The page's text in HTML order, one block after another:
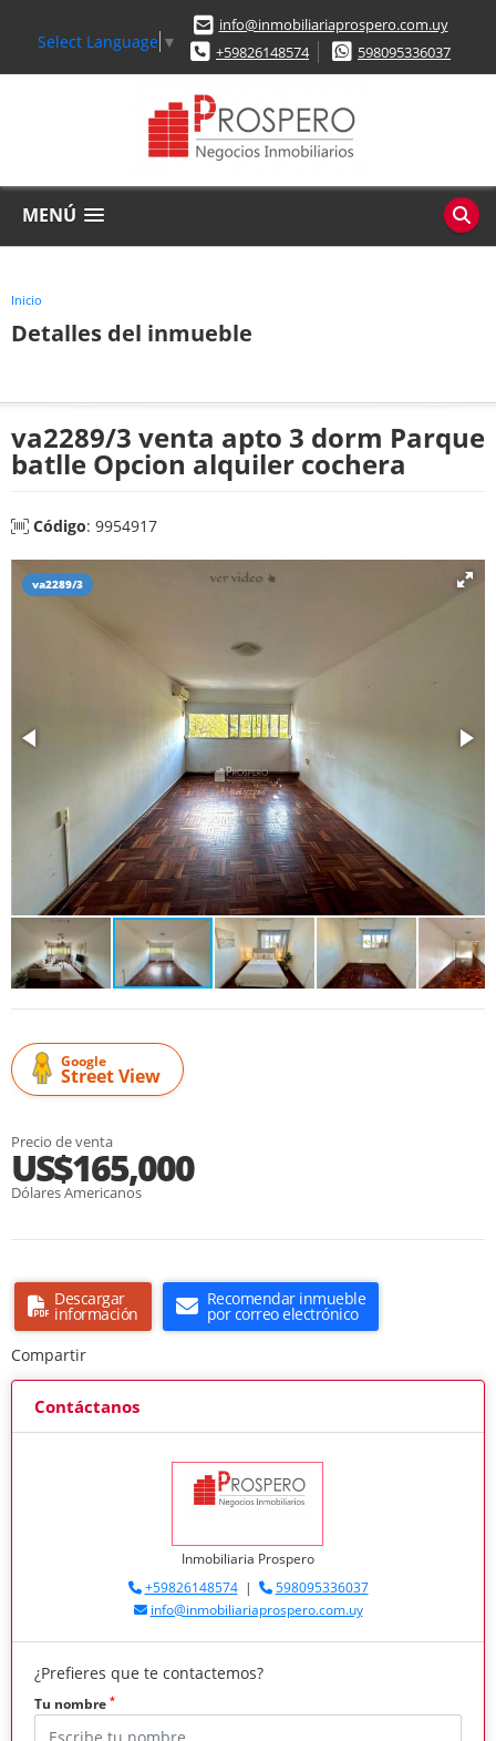
Select Language ▼
info@inmobiliariaprospero.com.uy
+59826148574
598095336037
MENÚ
Inicio
Detalles del inmueble
va2289/3 venta apto 3 dorm Parque
batlle Opcion alquiler cochera
Código: 9954917
va2289/3
Google
Street View
Precio de venta
US$165,000
Dólares Americanos
Descargar
información
Recomendar inmueble
por correo electrónico
Compartir
Contáctanos
Inmobiliaria Prospero
+59826148574|
598095336037
info@inmobiliariaprospero.com.uy
¿Prefieres que te contactemos?
Tu nombre *